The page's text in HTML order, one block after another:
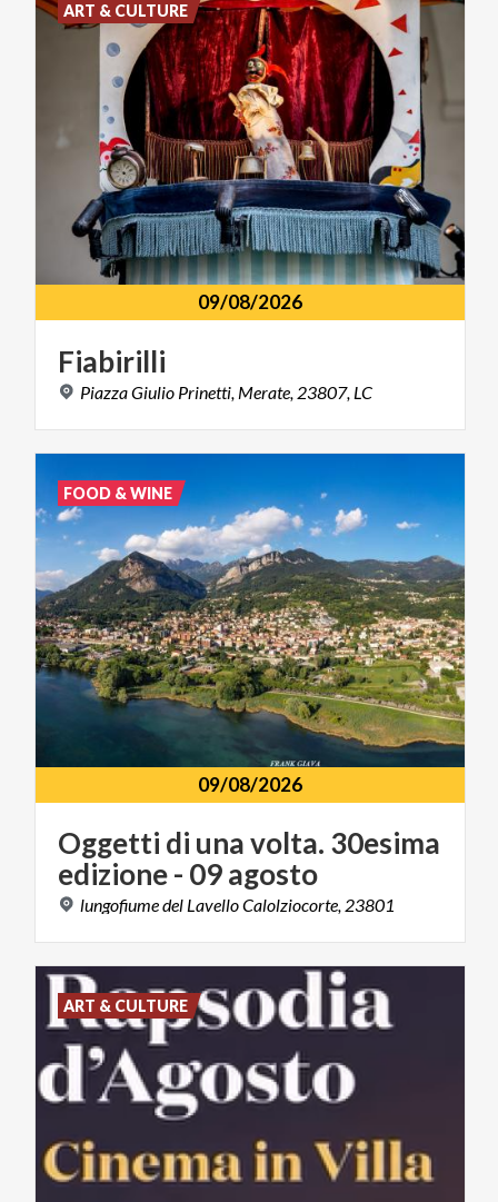
09/08/2026
Fiabirilli
PiazzaGiulio Prinetti, Merate, 23807, LC
ART & CULTURE
09/08/2026
Oggetti di unavolta. 30esima
edizione- 09agosto
lungofiumedel LavelloCalolziocorte, 23801
FOOD & WINE
ART & CULTURE